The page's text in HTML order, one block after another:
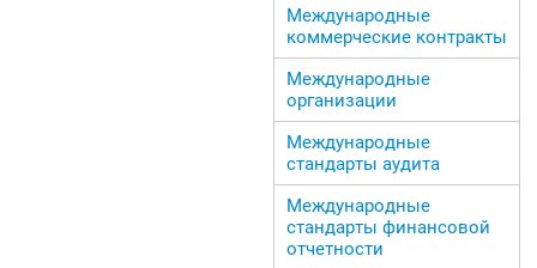
Международные
коммерческие контракты
Международные
организации
Международные
стандарты аудита
Международные
стандарты финансовой
отчетности